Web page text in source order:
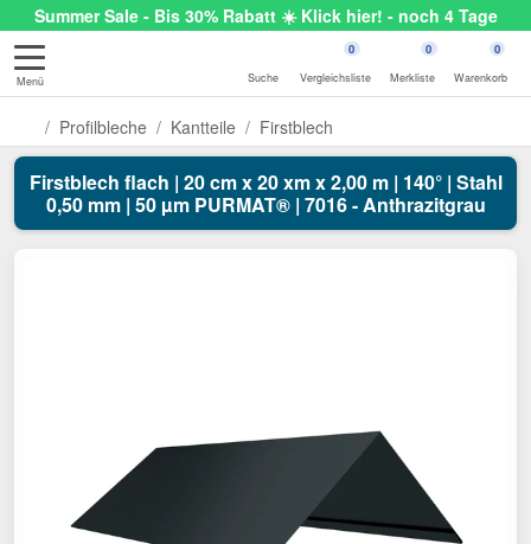
Summer Sale - Bis 30% Rabatt ☀️ Klick hier! - noch 4 Tage
Menü Suche
0
Vergleichsliste
0
Merkliste
0
Warenkorb
Profilbleche Kantteile Firstblech
Firstblech flach | 20 cm x 20 xm x 2,00 m | 140° | Stahl
0,50 mm | 50 µm PURMAT® | 7016 - Anthrazitgrau